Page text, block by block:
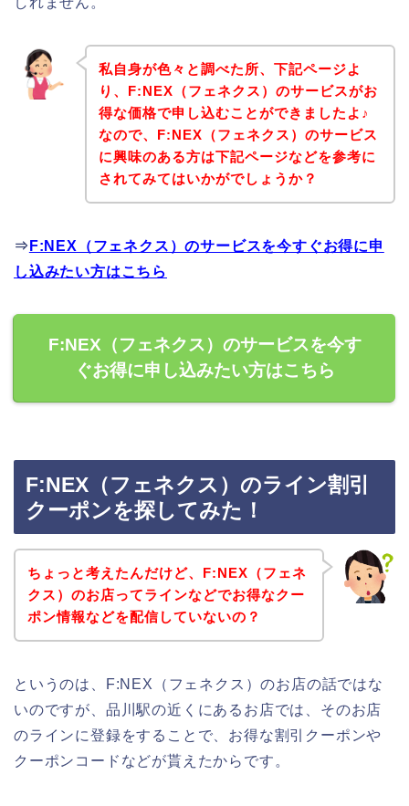
私自身が色々と調べた所、下記ページよ
り、F:NEX（フェネクス）のサービスがお
得な価格で申し込むことができましたよ♪
なので、F:NEX（フェネクス）のサービス
に興味のある方は下記ページなどを参考に
されてみてはいかがでしょうか？
⇒ F:NEX（フェネクス）のサービスを今すぐお得に申
し込みたい方はこちら
F:NEX（フェネクス）のサービスを今す
ぐお得に申し込みたい方はこちら
F:NEX（フェネクス）のライン割引
クーポンを探してみた！
ちょっと考えたんだけど、F:NEX（フェネ
クス）のお店ってラインなどでお得なクー
ポン情報などを配信していないの？
というのは、F:NEX（フェネクス）のお店の話ではな
いのですが、品川駅の近くにあるお店では、そのお店
のラインに登録をすることで、お得な割引クーポンや
クーポンコードなどが貰えたからです。